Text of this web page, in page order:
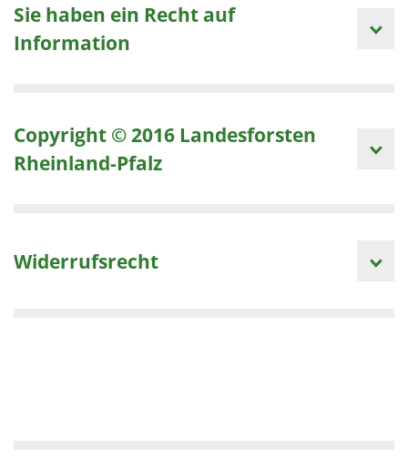
Sie haben ein Recht auf
Information
Copyright © 2016 Landesforsten
Rheinland-Pfalz
Widerrufsrecht